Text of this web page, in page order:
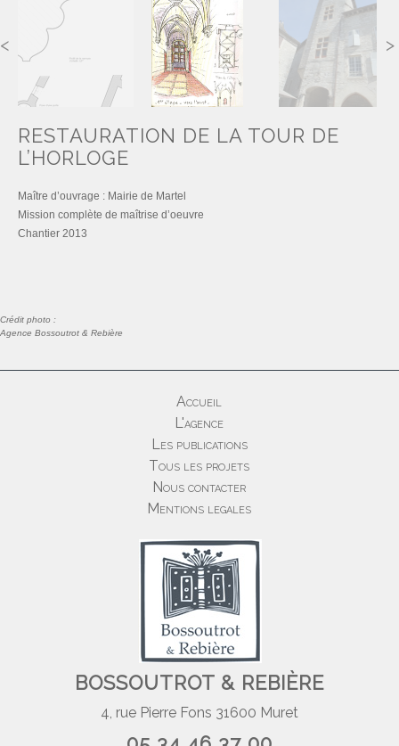
RESTAURATION DE LA TOUR DE
L’HORLOGE
Maître d’ouvrage : Mairie de Martel
Mission complète de maîtrise d’oeuvre
Chantier 2013
Crédit photo :
Agence Bossoutrot & Rebière
Accueil
L'agence
Les publications
Tous les projets
Nous contacter
Mentions legales
BOSSOUTROT & REBIÈRE
4, rue Pierre Fons 31600 Muret